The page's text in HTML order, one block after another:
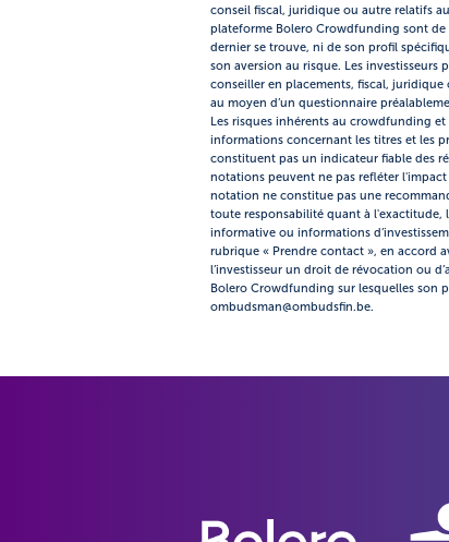
conseil fiscal, juridique ou autre relatifs
plateforme Bolero Crowdfunding sont de
dernier se trouve, ni de son profil
son aversion au risque. Les investisseurs
conseiller en placements, fiscal, juridique
au moyen d’un questionnaire
Les risques inhérents au crowdfunding
informations concernant les titres et les
constituent pas un indicateur fiable des
notations peuvent ne pas refléter
notation ne constitue pas une
toute responsabilité quant à l'exactitude,
informative ou informations
rubrique « Prendre contact », en accord
l’investisseur un droit de révocation ou
Bolero Crowdfunding sur lesquelles son
ombudsman@ombudsfin.be.